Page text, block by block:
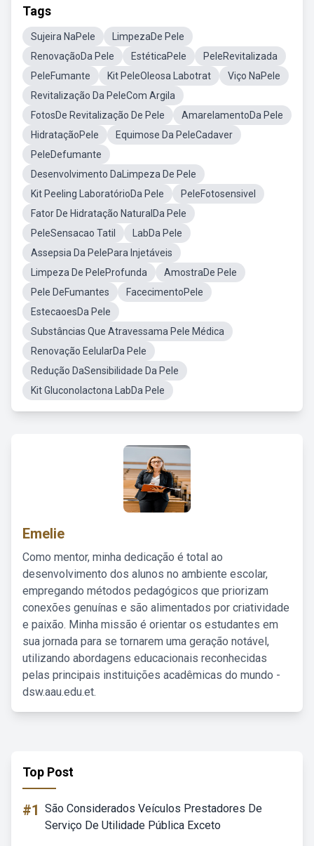
Tags
Sujeira NaPele
LimpezaDe Pele
RenovaçãoDa Pele
EstéticaPele
PeleRevitalizada
PeleFumante
Kit PeleOleosa Labotrat
Viço NaPele
Revitalização Da PeleCom Argila
FotosDe Revitalização De Pele
AmarelamentoDa Pele
HidrataçãoPele
Equimose Da PeleCadaver
PeleDefumante
Desenvolvimento DaLimpeza De Pele
Kit Peeling LaboratórioDa Pele
PeleFotosensivel
Fator De Hidratação NaturalDa Pele
PeleSensacao Tatil
LabDa Pele
Assepsia Da PelePara Injetáveis
Limpeza De PeleProfunda
AmostraDe Pele
Pele DeFumantes
FacecimentoPele
EstecaoesDa Pele
Substâncias Que Atravessama Pele Médica
Renovação EelularDa Pele
Redução DaSensibilidade Da Pele
Kit Gluconolactona LabDa Pele
Emelie
Como mentor, minha dedicação é total ao
desenvolvimento dos alunos no ambiente escolar,
empregando métodos pedagógicos que priorizam
conexões genuínas e são alimentados por criatividade
e paixão. Minha missão é orientar os estudantes em
sua jornada para se tornarem uma geração notável,
utilizando abordagens educacionais reconhecidas
pelas principais instituições acadêmicas do mundo -
dsw.aau.edu.et.
Top Post
#1 São Considerados Veículos Prestadores De
Serviço De Utilidade Pública Exceto